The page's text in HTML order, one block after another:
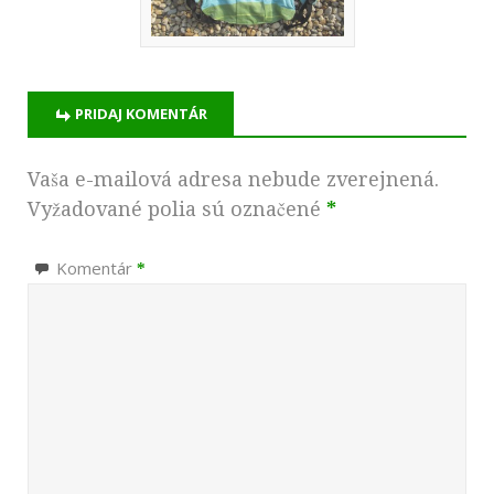
PRIDAJ KOMENTÁR
Vaša e-mailová adresa nebude zverejnená.
Vyžadované polia sú označené *
Komentár *